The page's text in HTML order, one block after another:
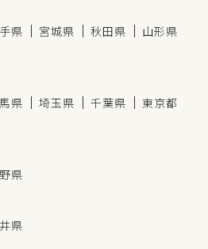
県 宮城県 秋田県
山形県
県 埼玉県 千葉県
東京都
県
県